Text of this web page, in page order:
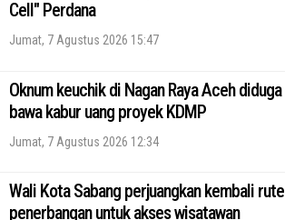
Cell" Perdana
Jumat, 7 Agustus 2026 15:47
Oknum keuchik di Nagan Raya Aceh diduga
bawa kabur uang proyek KDMP
Jumat, 7 Agustus 2026 12:34
Wali Kota Sabang perjuangkan kembali rute
penerbangan untuk akses wisatawan